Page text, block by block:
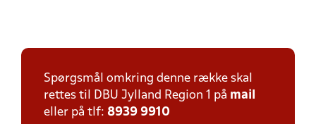
Spørgsmål omkring denne række skal
rettes til DBU Jylland Region 1 på mail
eller på tlf: 8939 9910